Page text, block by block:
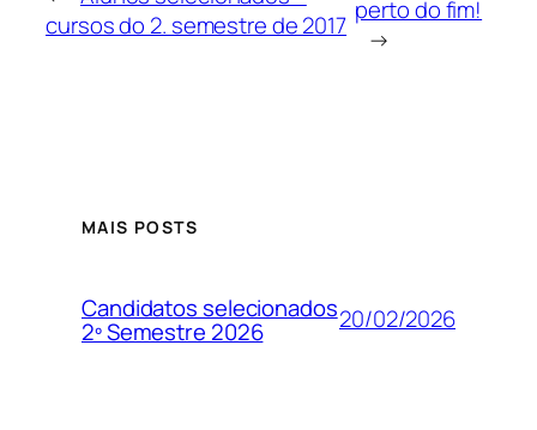
cursos do 2. semestre de 2017 perto do fim!
→
MAIS POSTS
Candidatos selecionados
2º Semestre 2026 20/02/2026